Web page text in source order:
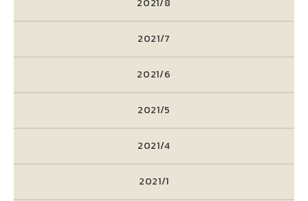
2021/8
2021/7
2021/6
2021/5
2021/4
2021/1